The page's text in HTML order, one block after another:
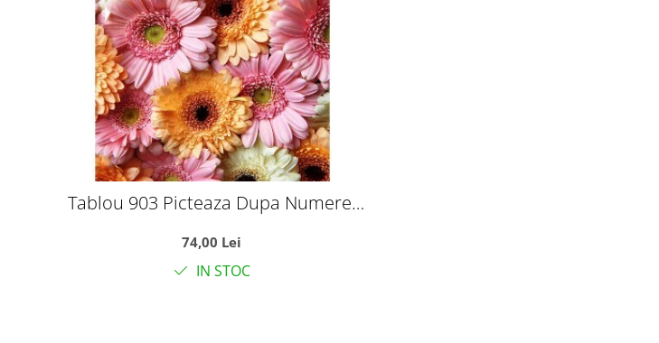
Tablou 903 Picteaza Dupa Numere,
74,00 Lei
IN STOC